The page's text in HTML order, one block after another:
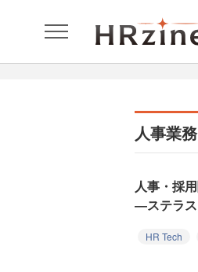
人事業
人事・採
―ステラス
HR Tech